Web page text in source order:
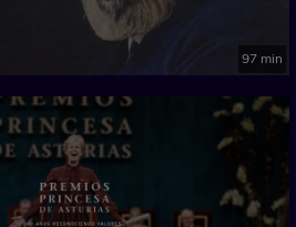
97 min